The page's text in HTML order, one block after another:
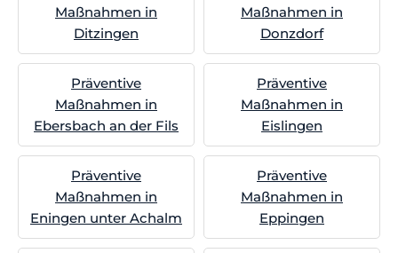
Maßnahmen in
Ditzingen
Maßnahmen in
Donzdorf
Präventive
Maßnahmen in
Ebersbach an der Fils
Präventive
Maßnahmen in
Eislingen
Präventive
Maßnahmen in
Eningen unter Achalm
Präventive
Maßnahmen in
Eppingen